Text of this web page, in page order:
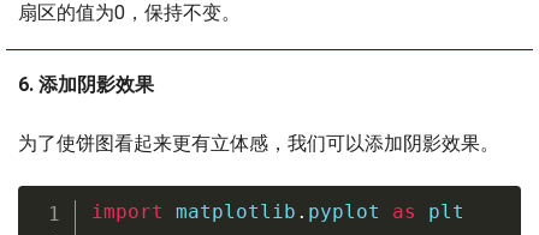
扇区的值为0，保持不变。
6. 添加阴影效果
为了使饼图看起来更有立体感，我们可以添加阴影效果。
import matplotlib . pyplot as plt